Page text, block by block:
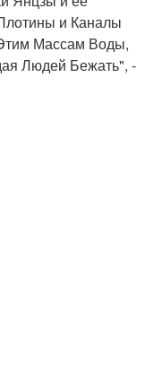
и Каналы
Массам Воды,
Людей Бежать", -